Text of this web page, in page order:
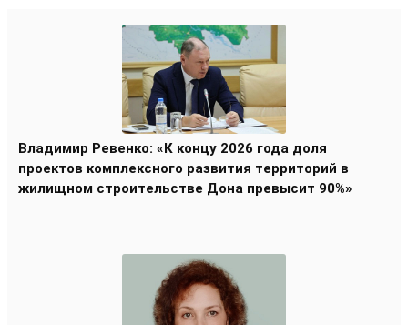
Владимир Ревенко: «К концу 2026 года доля
проектов комплексного развития территорий в
жилищном строительстве Дона превысит 90%»